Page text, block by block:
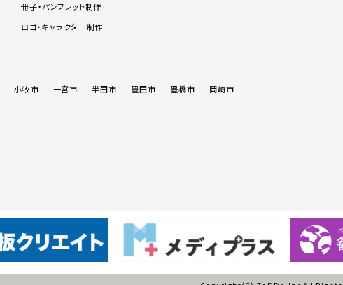
冊子・パンフレット制作
ロゴ・キャラクター制作
小牧市 一宮市 半田市 豊田市 豊橋市 岡崎市